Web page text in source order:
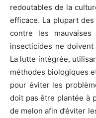
redoutables de la
efficace. La plupart
contre les
insecticides ne
La lutte intégrée,
méthodes biologiques
pour éviter les
doit pas être plantée à
de melon afin d’éviter